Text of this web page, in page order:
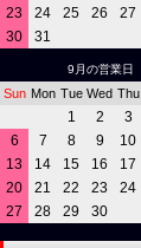
23
24 25 26 27
30
31
9月の営業日
Sun Mon Tue Wed Thu
1 2 3
6
7 8 9 10
13
14 15 16 17
20
21 22 23 24
27
28 29 30